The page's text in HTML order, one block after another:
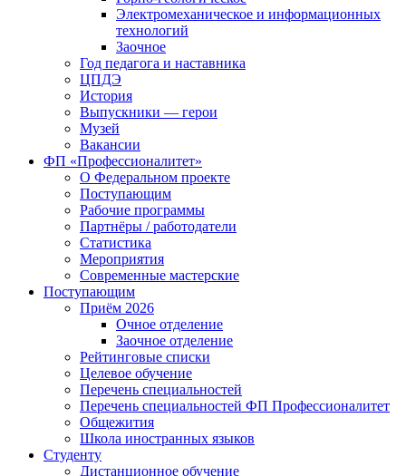
Электромеханическое и информационных
технологий
Заочное
Год педагога и наставника
ЦПДЭ
История
Выпускники — герои
Музей
Вакансии
ФП «Профессионалитет»
О Федеральном проекте
Поступающим
Рабочие программы
Партнёры / работодатели
Статистика
Мероприятия
Современные мастерские
Поступающим
Приём 2026
Очное отделение
Заочное отделение
Рейтинговые списки
Целевое обучение
Перечень специальностей
Перечень специальностей ФП Профессионалитет
Общежития
Школа иностранных языков
Студенту
Дистанционное обучение